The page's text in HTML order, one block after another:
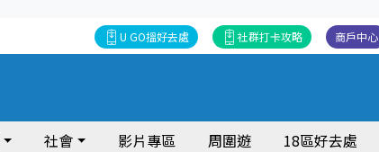
商戶中心
社群打卡攻略
U GO搵好去處
社會 影片專區 周圍遊 18區好去處